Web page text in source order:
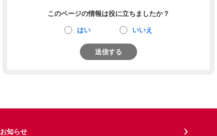
このページの情報は役に立ちましたか？
はい いいえ
送信する
お知らせ